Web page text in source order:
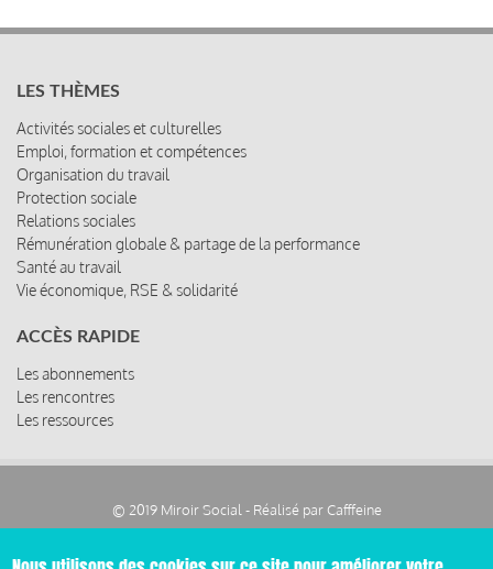
LES THÈMES
Activités sociales et culturelles
Emploi, formation et compétences
Organisation du travail
Protection sociale
Relations sociales
Rémunération globale & partage de la performance
Santé au travail
Vie économique, RSE & solidarité
ACCÈS RAPIDE
Les abonnements
Les rencontres
Les ressources
© 2019 Miroir Social - Réalisé par Cafffeine
Mentions légales et condition générale d’utilisation et